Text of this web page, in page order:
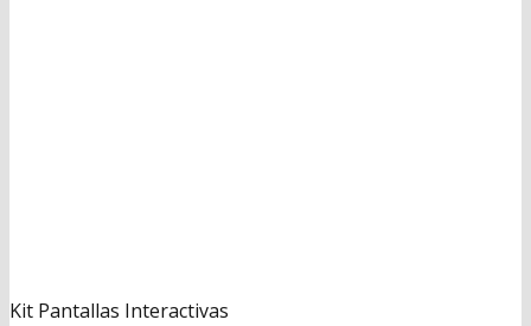
Kit Pantallas Interactivas